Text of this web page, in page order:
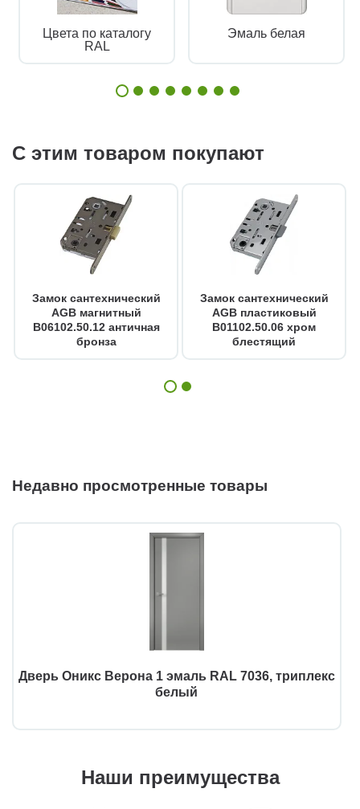
Цвета по каталогу
RAL
Эмаль белая
С этим товаром покупают
Замок сантехнический
AGB магнитный
B06102.50.12 античная
бронза
Замок сантехнический
AGB пластиковый
B01102.50.06 хром
блестящий
Недавно просмотренные товары
Дверь Оникс Верона 1 эмаль RAL 7036, триплекс
белый
Наши преимущества